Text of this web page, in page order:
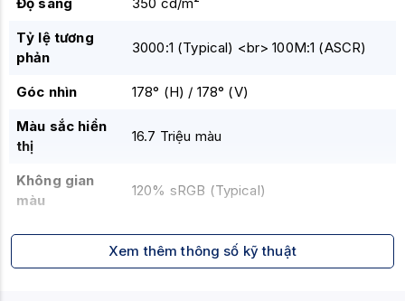
Tỷ lệ tương
phản
3000:1 (Typical) <br> 100M:1 (ASCR)
Góc nhìn
178° (H) / 178° (V)
Màu sắc hiển
thị
16.7 Triệu màu
Không gian
màu
120% sRGB (Typical)
2 x HDMI (v1.4)<br>1 x DisplayPort
(v1.2)<br>Jack 3.5mm Audio Out
Xem thêm thông số kỹ thuật